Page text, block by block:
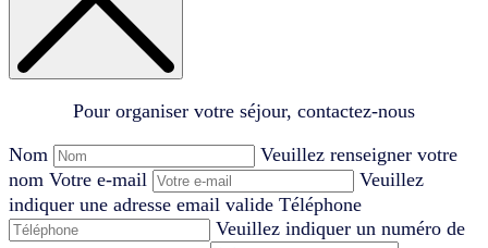
Pour organiser votre séjour, contactez-nous
Nom
Veuillez renseigner votre
nom Votre e-mail
Veuillez
indiquer une adresse email valide Téléphone
Veuillez indiquer un numéro de